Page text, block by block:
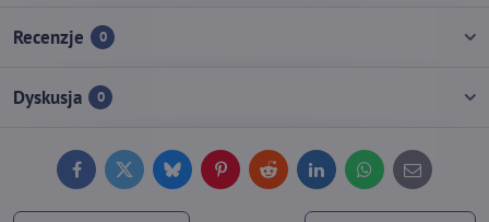
Recenzje 0
Dyskusja 0
FacebookTwitterBlueskyPinterestReddit LinkedInWhatsApp
E-
mail